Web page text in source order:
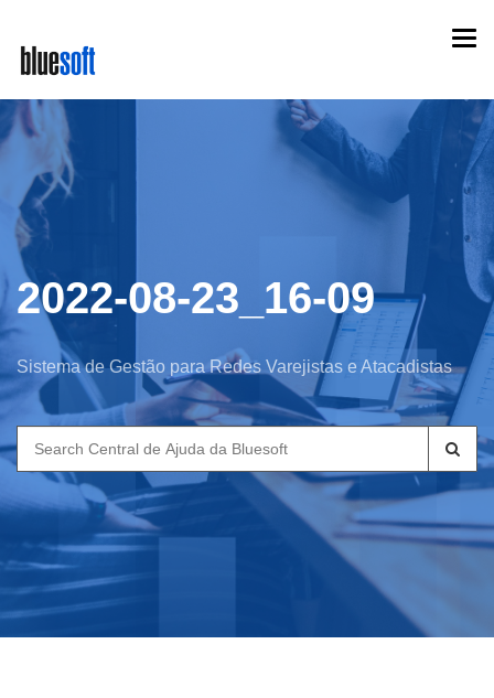
main
content
2022-08-23_16-09
Sistema de Gestão para Redes Varejistas e Atacadistas
Search
for: